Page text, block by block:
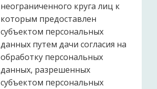
неограниченного круга лиц к
которым предоставлен
субъектом персональных
данных путем дачи согласия на
обработку персональных
данных, разрешенных
субъектом персональных